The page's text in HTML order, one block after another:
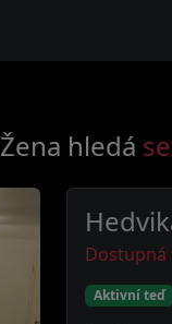
Žena hledá
Dostupná
Aktivní teď